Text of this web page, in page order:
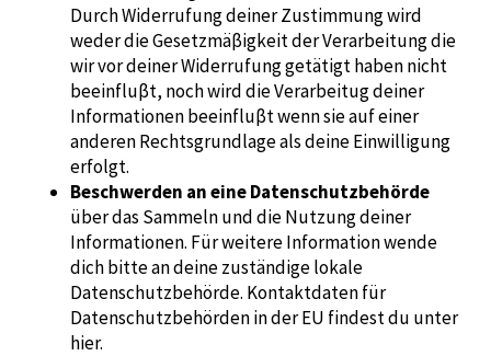
Durch Widerrufung deiner Zustimmung wird
weder die Gesetzmäβigkeit der Verarbeitung die
wir vor deiner Widerrufung getätigt haben nicht
beeinfluβt, noch wird die Verarbeitug deiner
Informationen beeinfluβt wenn sie auf einer
anderen Rechtsgrundlage als deine Einwilligung
erfolgt.
Beschwerden an eine Datenschutzbehörde
über das Sammeln und die Nutzung deiner
Informationen. Für weitere Information wende
dich bitte an deine zuständige lokale
Datenschutzbehörde. Kontaktdaten für
Datenschutzbehörden in der EU findest du unter
hier.